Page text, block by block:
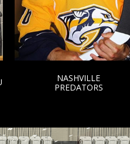
NASHVILLE
PREDATORS